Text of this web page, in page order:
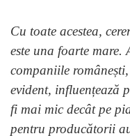
Cu toate acestea,
este una foarte mare.
companiile
evident, influențează
fi mai mic decât pe
pentru producătorii